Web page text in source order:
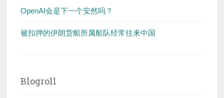
OpenAI会是下一个安然吗？
被扣押的伊朗货船所属船队经常往来中国
Blogroll